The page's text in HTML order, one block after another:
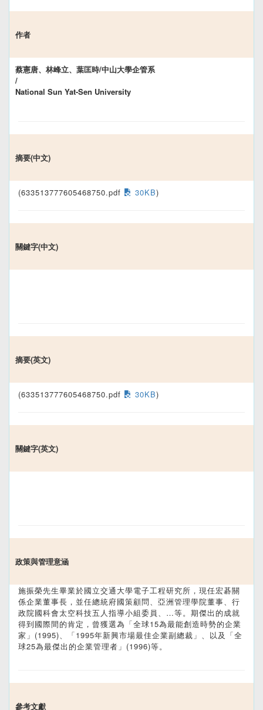
作者
蔡憲唐、林峰立、葉匡時/中山大學企管系
/
National Sun Yat-Sen University
摘要(中文)
(633513777605468750.pdf 30KB)
關鍵字(中文)
摘要(英文)
(633513777605468750.pdf 30KB)
關鍵字(英文)
政策與管理意涵
施振榮先生畢業於國立交通大學電子工程研究所，現任宏碁關
係企業董事長，並任總統府國策顧問、亞洲管理學院董事、行
政院國科會太空科技五人指導小組委員、…等。期傑出的成就
得到國際間的肯定，曾獲選為「全球15為最能創造時勢的企業
家」(1995)、「1995年新興市場最佳企業副總裁」、以及「全
球25為最傑出的企業管理者」(1996)等。
參考文獻